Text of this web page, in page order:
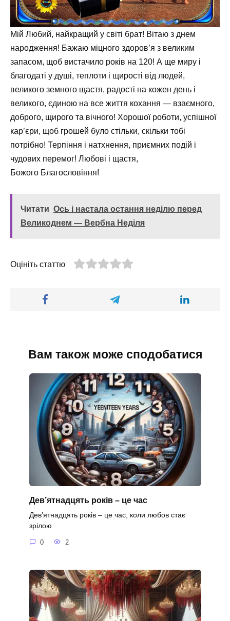
Мій Любий, найкращий у світі брат! Вітаю з днем
народження! Бажаю міцного здоров’я з великим
запасом, щоб вистачило років на 120! А ще миру і
благодаті у душі, теплоти і щирості від людей,
великого земного щастя, радості на кожен день і
великого, єдиною на все життя кохання — взаємного,
доброго, щирого та вічного! Хорошої роботи, успішної
кар’єри, щоб грошей було стільки, скільки тобі
потрібно! Терпіння і натхнення, приємних подій і
чудових перемог! Любові і щастя,
Божого Благословіння!
Читати Ось і настала остання неділю перед
Великоднем — Вербна Неділя
Оцініть статтю
Вам також може сподобатися
Дев’ятнадцять років – це час
Дев’ятнадцять років – це час, коли любов стає
зрілою
0 2